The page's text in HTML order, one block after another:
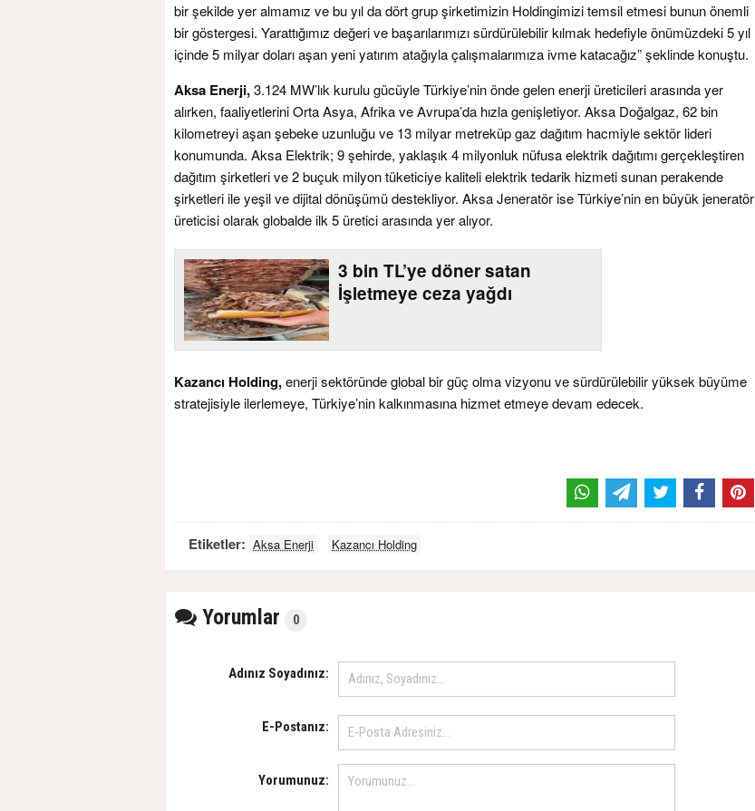
bir şekilde yer almamız ve bu yıl da dört grup şirketimizin Holdingimizi temsil etmesi bunun önemli
bir göstergesi. Yarattığımız değeri ve başarılarımızı sürdürülebilir kılmak hedefiyle önümüzdeki 5 yıl
içinde 5 milyar doları aşan yeni yatırım atağıyla çalışmalarımıza ivme katacağız” şeklinde konuştu.
Aksa Enerji,3.124 MW’lık kurulu gücüyle Türkiye’nin önde gelen enerji üreticileri arasında yer
alırken, faaliyetlerini Orta Asya, Afrika ve Avrupa’da hızla genişletiyor. Aksa Doğalgaz, 62 bin
kilometreyi aşan şebeke uzunluğu ve 13 milyar metreküp gaz dağıtım hacmiyle sektör lideri
konumunda. Aksa Elektrik; 9 şehirde, yaklaşık 4 milyonluk nüfusa elektrik dağıtımı gerçekleştiren
dağıtım şirketleri ve 2 buçuk milyon tüketiciye kaliteli elektrik tedarik hizmeti sunan perakende
şirketleri ile yeşil ve dijital dönüşümü destekliyor. Aksa Jeneratör ise Türkiye’nin en büyük jeneratör
üreticisi olarak globalde ilk 5 üretici arasında yer alıyor.
3 bin TL’ye döner satan
İşletmeye ceza yağdı
Kazancı Holding,enerji sektöründe global bir güç olma vizyonu ve sürdürülebilir yüksek büyüme
stratejisiyle ilerlemeye, Türkiye’nin kalkınmasına hizmet etmeye devam edecek.
Etiketler: Aksa Enerji Kazancı Holding
Yorumlar 0
Adınız Soyadınız:
E-Postanız:
Yorumunuz: